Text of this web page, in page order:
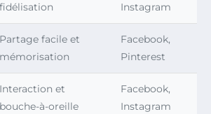
fidélisation
Instagram
Partage facile et
mémorisation
Facebook,
Pinterest
Interaction et
bouche-à-oreille
Facebook,
Instagram